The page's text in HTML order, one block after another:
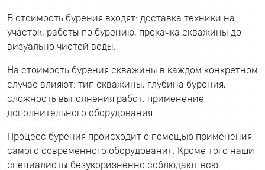
В стоимость бурения входят: доставка техники на
участок, работы по бурению, прокачка скважины до
визуально чистой воды.
На стоимость бурения скважины в каждом конкретном
случае влияют: тип скважины, глубина бурения,
сложность выполнения работ, применение
дополнительного оборудования.
Процесс бурения происходит с помощью применения
самого современного оборудования. Кроме того наши
специалисты безукоризненно соблюдают всю